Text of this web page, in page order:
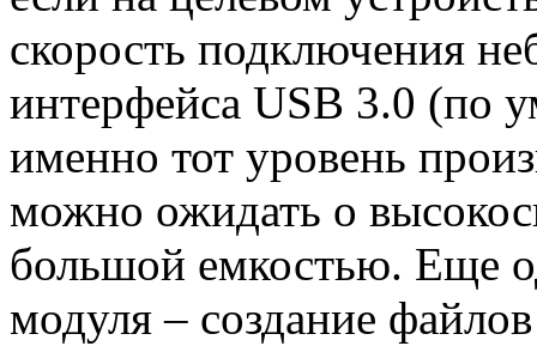
скорость подключения
интерфейса USB 3.0 (по
именно тот уровень
можно ожидать о
большой емкостью. Еще
модуля – создание